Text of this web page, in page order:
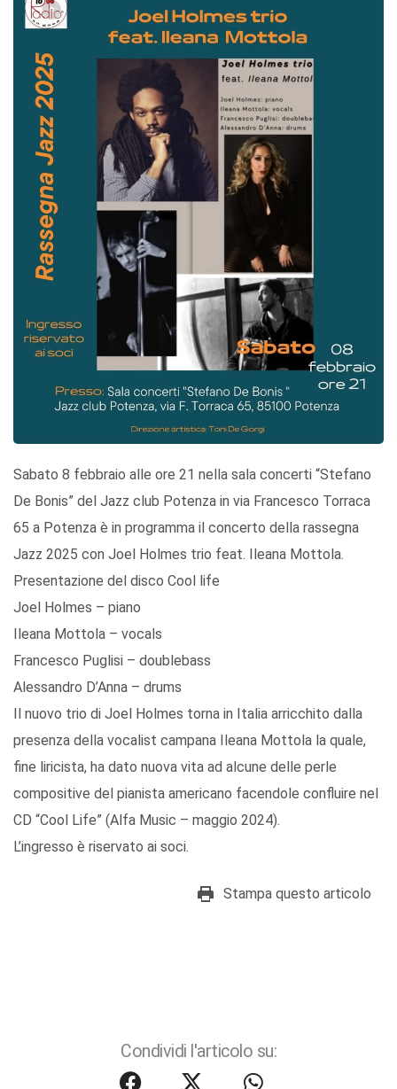
Sabato 8 febbraio alle ore 21 nella sala concerti “Stefano
De Bonis” del Jazz club Potenza in via Francesco Torraca
65 a Potenza è in programma il concerto della rassegna
Jazz 2025 con Joel Holmes trio feat. Ileana Mottola.
Presentazione del disco Cool life
Joel Holmes – piano
Ileana Mottola – vocals
Francesco Puglisi – doublebass
Alessandro D’Anna – drums
Il nuovo trio di Joel Holmes torna in Italia arricchito dalla
presenza della vocalist campana Ileana Mottola la quale,
fine liricista, ha dato nuova vita ad alcune delle perle
compositive del pianista americano facendole confluire nel
CD “Cool Life” (Alfa Music – maggio 2024).
L’ingresso è riservato ai soci.
Stampa questo articolo
Condividi l'articolo su: